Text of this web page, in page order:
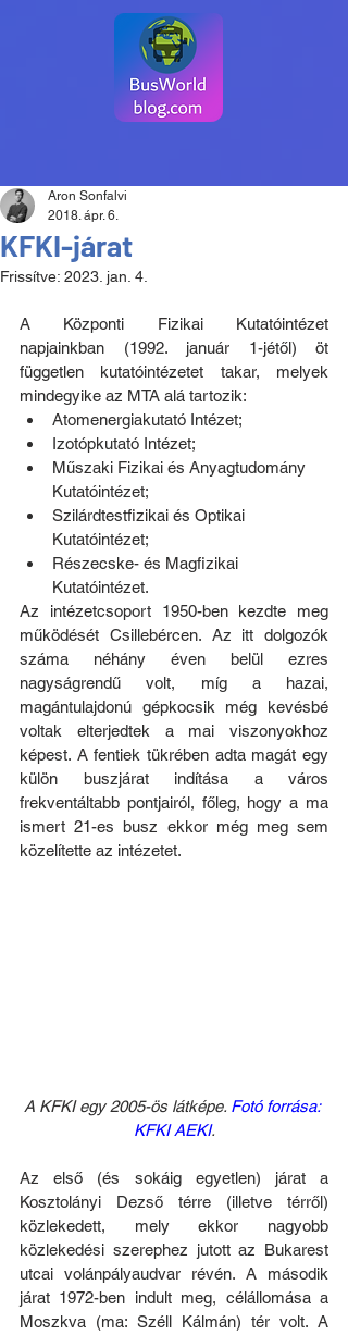
KFKI-járat
Aron Sonfalvi
2018. ápr. 6.
Frissítve: 2023. jan. 4.
A Központi Fizikai Kutatóintézet
napjainkban (1992. január 1-jétől) öt
független kutatóintézetet takar, melyek
mindegyike az MTA alá tartozik:
Atomenergiakutató Intézet;
Izotópkutató Intézet;
Műszaki Fizikai és Anyagtudomány
Kutatóintézet;
Szilárdtestfizikai és Optikai
Kutatóintézet;
Részecske- és Magfizikai
Kutatóintézet.
Az intézetcsoport 1950-ben kezdte meg
működését Csillebércen. Az itt dolgozók
száma néhány éven belül ezres
nagyságrendű volt, míg a hazai,
magántulajdonú gépkocsik még kevésbé
voltak elterjedtek a mai viszonyokhoz
képest. A fentiek tükrében adta magát egy
külön buszjárat indítása a város
frekventáltabb pontjairól, főleg, hogy a ma
ismert 21-es busz ekkor még meg sem
közelítette az intézetet.
A KFKI egy 2005-ös látképe. Fotó forrása:
KFKI AEKI.
Az első (és sokáig egyetlen) járat a
Kosztolányi Dezső térre (illetve térről)
közlekedett, mely ekkor nagyobb
közlekedési szerephez jutott az Bukarest
utcai volánpályaudvar révén. A második
járat 1972-ben indult meg, célállomása a
Moszkva (ma: Széll Kálmán) tér volt. A